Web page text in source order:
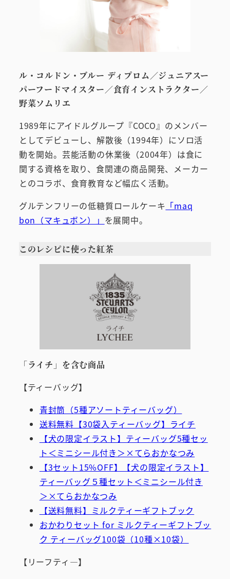
ル・コルドン・ブルー ディプロム／ジュニアスー
パーフードマイスター／食育インストラクター／
野菜ソムリエ
1989年にアイドルグループ『COCO』のメンバー
としてデビューし、解散後（1994年）にソロ活
動を開始。芸能活動の休業後（2004年）は食に
関する資格を取り、食関連の商品開発、メーカー
とのコラボ、食育教育など幅広く活動。
グルテンフリーの低糖質ロールケーキ 「maq
bon（マキュボン）」 を展開中。
このレシピに使った紅茶
「ライチ」を含む商品
【ティーバッグ】
青封筒（5種アソートティーバッグ）
送料無料【30袋入ティーバッグ】ライチ
【犬の限定イラスト】ティーバッグ5種セッ
ト＜ミニシール付き＞×てらおかなつみ
【3セット15%OFF】【犬の限定イラスト】
ティーバッグ５種セット＜ミニシール付き
＞×てらおかなつみ
【送料無料】ミルクティーギフトブック
おかわりセット for ミルクティーギフトブッ
ク ティーバッグ100袋（10種×10袋）
【リーフティ―】